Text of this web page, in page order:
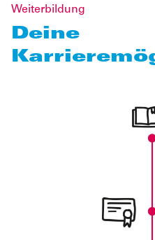
Weiterbildung
Deine